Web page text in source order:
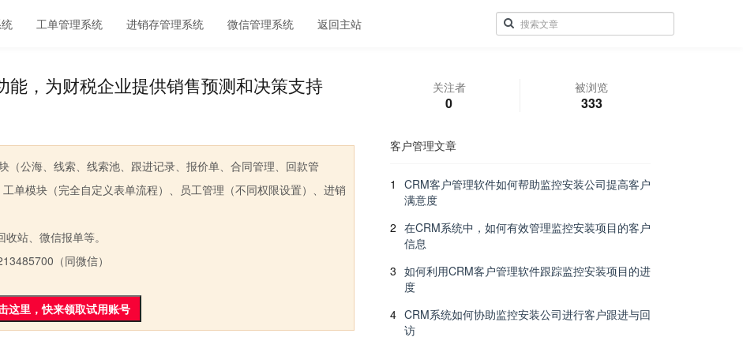
工单管理系统 进销存管理系统 微信管理系统 返回主站
能，为财税企业提供销售预测和决策支持
公海、线索、线索池、跟进记录、报价单、合同管理、回款管
单模块（完全自定义表单流程）、员工管理（不同权限设置）、进销
站、微信报单等。
（同微信）
这里，快来领取试用账号
关注者
0
被浏览
333
客户管理文章
1
CRM客户管理软件如何帮助监控安装公司提高客户
满意度
2 在CRM系统中，如何有效管理监控安装项目的客户
信息
3 如何利用CRM客户管理软件跟踪监控安装项目的进
度
4 CRM系统如何协助监控安装公司进行客户跟进与回
访